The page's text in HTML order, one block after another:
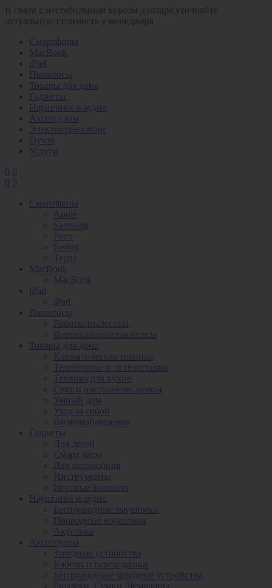
В связи с нестабильным курсом доллара уточняйте
актуальную стоимость у менеджера
Смартфоны
MacBook
iPad
Пылесосы
Товары для дома
Гаджеты
Наушники и аудио
Аксессуары
Электротранспорт
Dyson
Услуги
0 0
0 0
Смартфоны
Apple
Samsung
Poco
Redmi
Tecno
MacBook
MacBook
iPad
iPad
Пылесосы
Роботы-пылесосы
Вертикальные пылесосы
Товары для дома
Климатическая техника
Телевизоры и тв приставки
Техника для кухни
Свет и настольные лампы
Умный дом
Уход за собой
Видеонаблюдение
Гаджеты
Для детей
Смарт часы
Для автомобиля
Инструменты
Игровые Консоли
Наушники и аудио
Беспроводные наушники
Проводные наушники
Акустика
Аксессуары
Зарядные устройства
Кабели и переходники
Беспроводные зарядные устройства
Рюкзаки, Сумки, Чемоданы